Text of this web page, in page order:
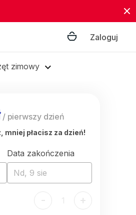
Zaloguj
zimowy
/ pierwszy dzień
mniej płacisz za dzień!
Data zakończenia
Nd, 9 sie
- 1 +